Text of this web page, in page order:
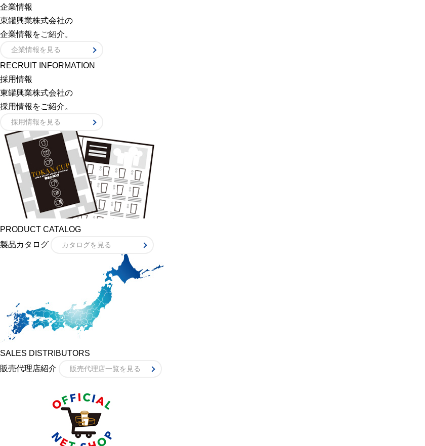
企業情報
東罐興業株式会社の
企業情報をご紹介。
企業情報を見る
RECRUIT INFORMATION
採用情報
東罐興業株式会社の
採用情報をご紹介。
採用情報を見る
PRODUCT CATALOG
製品カタログ
カタログを見る
SALES DISTRIBUTORS
販売代理店紹介
販売代理店一覧を見る